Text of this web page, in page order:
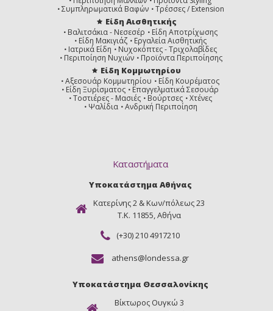
Ξανθό
Μόκα
8 Ξανθό
Ανοιχτό Ξανθό
Ανοικτό
Βασικό
8.1 8.3 8.03
8.13
Ξανθό
Ντορε
8,31
Ξανθό
Ανοιχτό
8,8
Ξανθό
Ανοιχτό
Πολύ Ξανθό
9.13
Ξανθό
Συμπληρωματικά Βαφών
Τρέσσες / Extension
Είδη Αισθητικής
Βαλιτσάκια - Νεσεσέρ
Είδη Αποτρίχωσης
Είδη Μακιγιάζ
Εργαλεία Αισθητικής
Ιατρικά Είδη
Νυχοκόπτες - Τριχολαβίδες
Περιποίηση Νυχιών
Προϊόντα Περιποίησης
Είδη Κομμωτηρίου
Αξεσουάρ Κομμωτηρίου
Είδη Κουρέματος
Είδη Ξυρίσματος
Επαγγελματικά Σεσουάρ
Τοστιέρες - Μασιές
Βούρτσες
Χτένες
Ψαλίδια
Ανδρική Περιποίηση
Καταστήματα
Υποκατάστημα Αθήνας
Κατερίνης 2 & Κων/πόλεως 23
Τ.Κ. 11855, Αθήνα
(+30) 210 4917210
athens@londessa.gr
Υποκατάστημα Θεσσαλονίκης
Βίκτωρος Ουγκώ 3